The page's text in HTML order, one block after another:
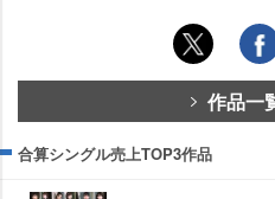
作品一
合算シングル売上TOP3作品